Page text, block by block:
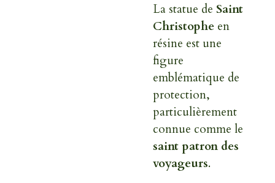
La statue de Saint
Christophe en
résine est une
figure
emblématique de
protection,
particulièrement
connue comme le
saint patron des
voyageurs.